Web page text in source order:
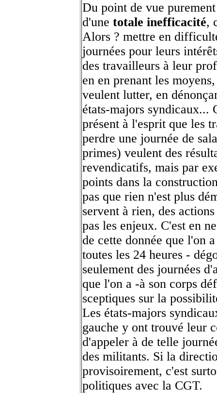
Du point de vue
d'une totale inefficacité,
Alors ? mettre en
journées pour leurs
des travailleurs à leur
en en prenant les
veulent lutter, en
états-majors syndicaux...
présent à l'esprit que les
perdre une journée de
primes) veulent des
revendicatifs, mais par
points dans la
pas que rien n'est plus
servent à rien, des
pas les enjeux. C'est en
de cette donnée que l'on
toutes les 24 heures -
seulement des journées
que l'on a -à son corps
sceptiques sur la
Les états-majors
gauche y ont trouvé leur
d'appeler à de telle
des militants. Si la
provisoirement, c'est
politiques avec la CGT.